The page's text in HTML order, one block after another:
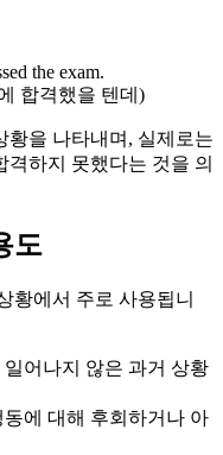
the exam.
합격했을 텐데)
황을 나타내며, 실제로는
하지 못했다는 것을 의
도
황에서 주로 사용됩니
일어나지 않은 과거 상황
에 대해 후회하거나 아